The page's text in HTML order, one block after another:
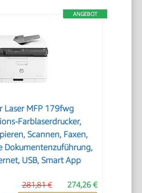
ANGEBOT
Laser MFP 179fwg
Farblaserdrucker,
Scannen, Faxen,
Dokumentenzuführung,
USB, Smart App
274,26 €
281,81 €